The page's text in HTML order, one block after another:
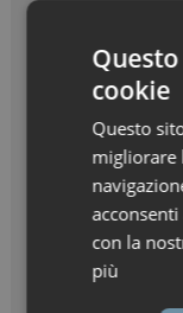
cookie
Questo
migliorare
con la
più